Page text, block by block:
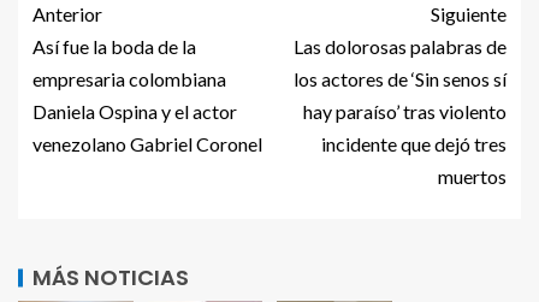
Anterior
Así fue la boda de la
empresaria colombiana
Daniela Ospina y el actor
venezolano Gabriel Coronel
Siguiente
Las dolorosas palabras de
los actores de ‘Sin senos sí
hay paraíso’ tras violento
incidente que dejó tres
muertos
MÁS NOTICIAS